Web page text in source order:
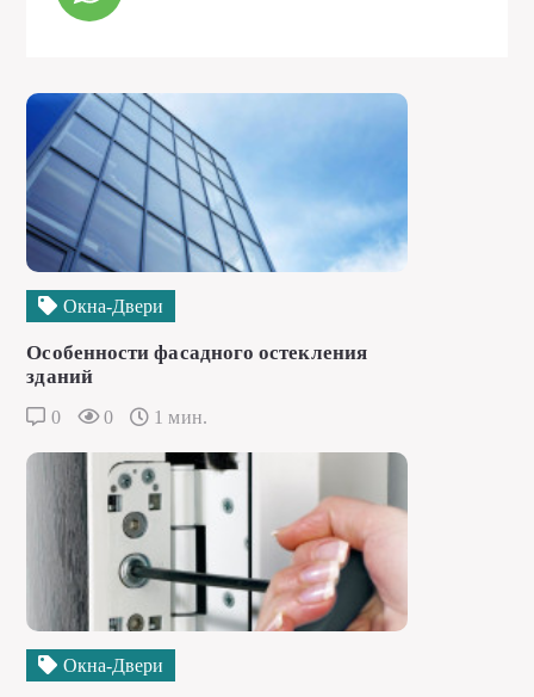
Окна-Двери
Особенности фасадного остекления
зданий
0 0 1 мин.
Окна-Двери